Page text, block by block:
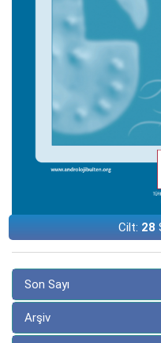
Cilt: 28
Son Sayı
Arşiv